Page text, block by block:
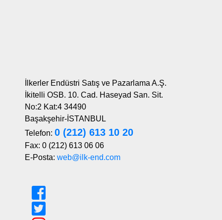
İlkerler Endüstri Satış ve Pazarlama A.Ş.
İkitelli OSB. 10. Cad. Haseyad San. Sit.
No:2 Kat:4 34490
Başakşehir-İSTANBUL
Telefon: 0 (212) 613 10 20
Fax: 0 (212) 613 06 06
E-Posta: web@ilk-end.com